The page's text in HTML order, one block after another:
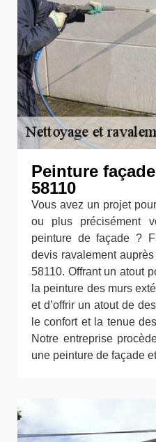
Peinture
58110
Vous avez un projet
ou plus précisément
peinture de façade ?
devis ravalement
58110. Offrant un atout
la peinture des murs
et d’offrir un atout de
le confort et la tenue
Notre entreprise
une peinture de façade